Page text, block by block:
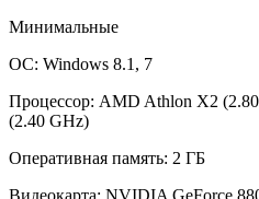
Минимальные
ОС: Windows 8.1, 7
Процессор: AMD Athlon X2
(2.40 GHz)
Оперативная память: 2 ГБ
Видеокарта: NVIDIA GeForce